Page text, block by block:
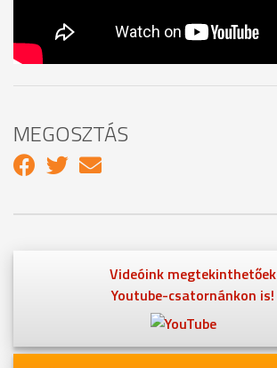
MEGOSZTÁS
Videóink megtekinthetőek
Youtube-csatornánkon is!